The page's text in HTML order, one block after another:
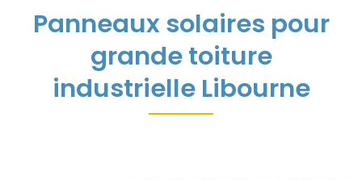
Panneaux solaires pour
grande toiture
industrielle Libourne